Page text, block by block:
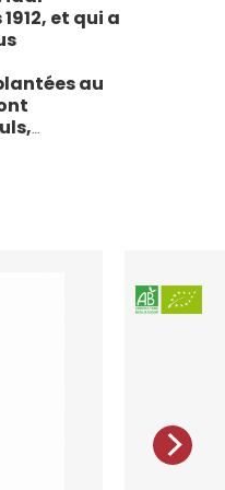
et qui a
au
La grande
du domaine.
de
à chaque
reflète